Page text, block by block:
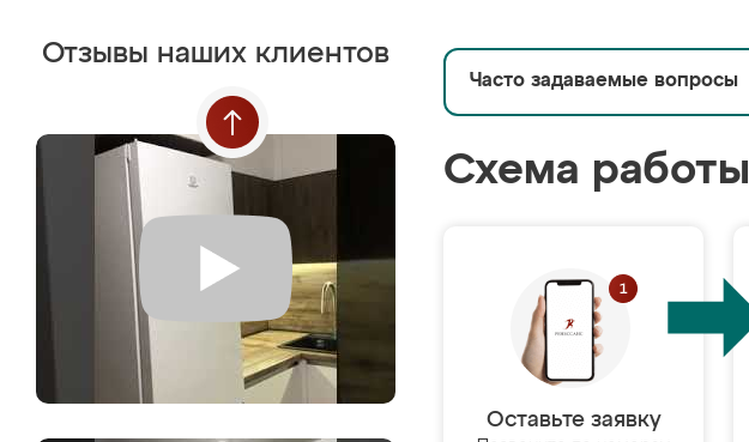
Отзывы наших клиентов
Часто задаваемые вопросы
Схема работы
Оставьте заявку